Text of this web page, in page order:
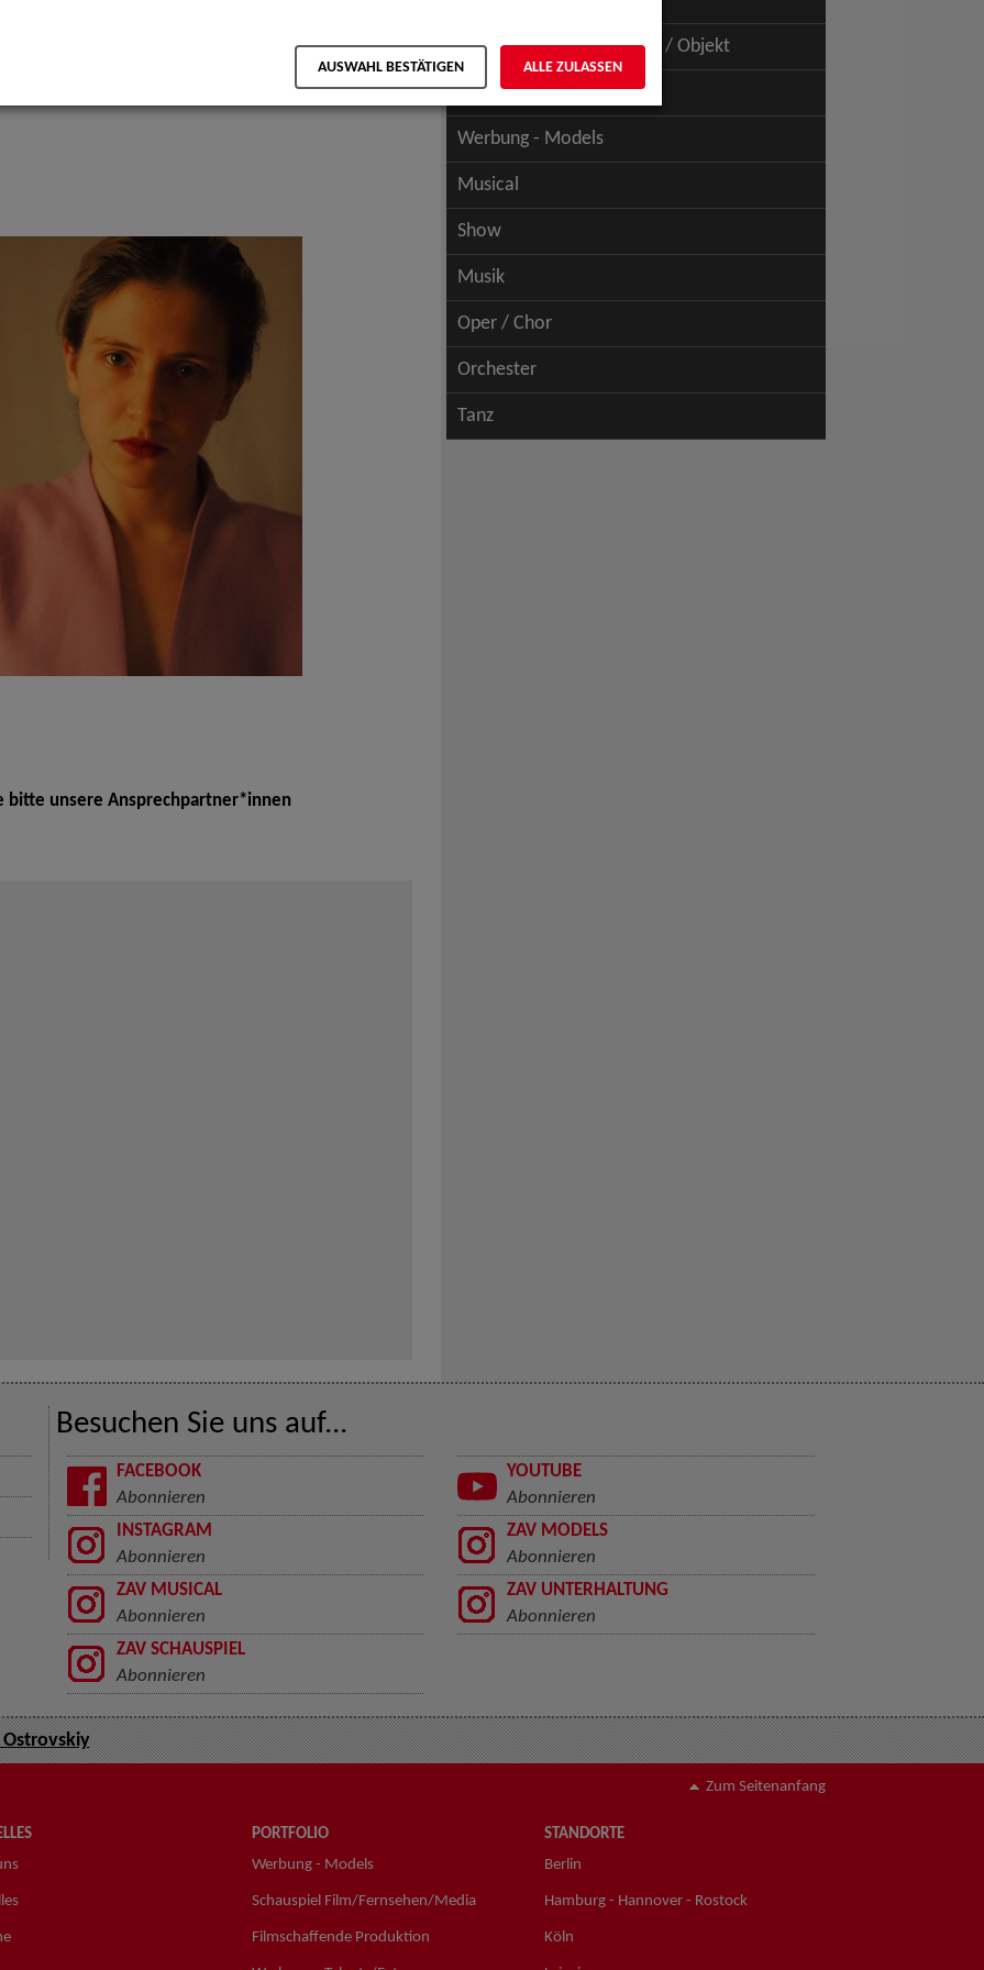
bitte unsere Ansprechpartner*innen
Schauspiel - Figur / Puppe / Objekt
Werbung - Talents
Werbung - Models
Musical
Show
Musik
Oper / Chor
Orchester
Tanz
Besuchen Sie uns auf...
FACEBOOK
Abonnieren
YOUTUBE
Abonnieren
INSTAGRAM
Abonnieren
ZAV MODELS
Abonnieren
ZAV MUSICAL
Abonnieren
ZAV UNTERHALTUNG
Abonnieren
ZAV SCHAUSPIEL
Abonnieren
Ostrovskiy
Zum Seitenanfang
PORTFOLIO
Werbung - Models
Schauspiel Film/Fernsehen/Media
Filmschaffende Produktion
STANDORTE
Berlin
Hamburg - Hannover - Rostock
Köln
AUSWAHL BESTÄTIGEN ALLE ZULASSEN